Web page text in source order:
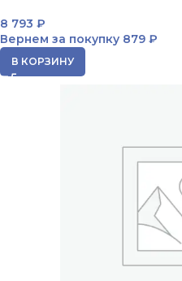
8 793 ₽
Вернем за покупку 879 ₽
В КОРЗИНУ